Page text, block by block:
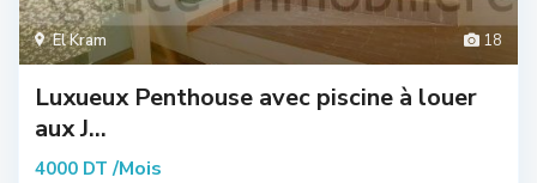
18
El Kram
Luxueux Penthouse avec piscine à louer
aux J...
4000 DT /Mois